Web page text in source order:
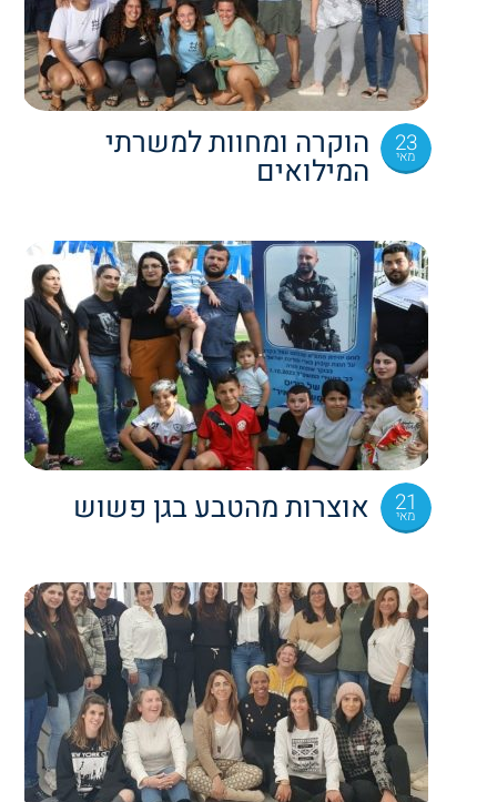
23
מאי הוקרה ומחוות למשרתי
המילואים
21
מאי אוצרות מהטבע בגן פשוש